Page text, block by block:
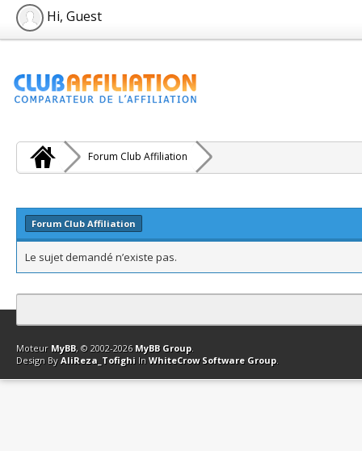
Hi, Guest
Forum Club Affiliation
Forum Club Affiliation
Le sujet demandé n’existe pas.
Contact Club Affiliation Retourner en haut Version bas-débit
Moteur MyBB, © 2002-2026 MyBB Group.
Design By AliReza_Tofighi In WhiteCrow Software Group.